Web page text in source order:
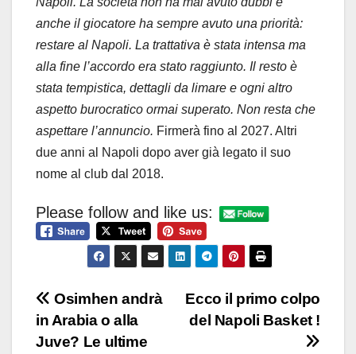
anche il giocatore ha sempre avuto una priorità:
restare al Napoli. La trattativa è stata intensa ma
alla fine l’accordo era stato raggiunto. Il resto è
stata tempistica, dettagli da limare e ogni altro
aspetto burocratico ormai superato. Non resta che
aspettare l’annuncio. Firmerà fino al 2027. Altri
due anni al Napoli dopo aver già legato il suo
nome al club dal 2018.
Please follow and like us:
Navigazione
articoli
Ecco il primo colpo
del Napoli Basket !
Osimhen andrà
in Arabia o alla
Juve? Le ultime